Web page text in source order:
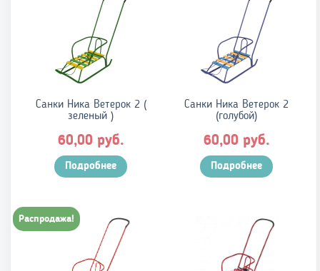
Санки Ника Ветерок 2 (
зеленый )
60,00 руб.
Подробнее
Санки Ника Ветерок 2
(голубой)
60,00 руб.
Подробнее
Распродажа!